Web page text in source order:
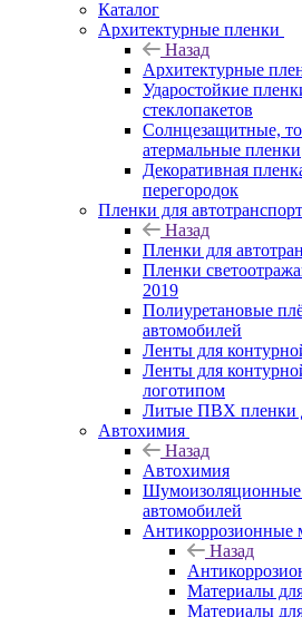
Каталог
Архитектурные пленки
Назад
Архитектурные
Ударостойкие
стеклопакетов
Солнцезащитные,
атермальные пленки
Декоративная
перегородок
Пленки для
Назад
Пленки для
Пленки
2019
Полиуретановые
автомобилей
Ленты для
Ленты для
логотипом
Литые ПВХ пленки
Автохимия
Назад
Автохимия
Шумоизоляционные
автомобилей
Антикоррозионные
Назад
Материалы
Материалы